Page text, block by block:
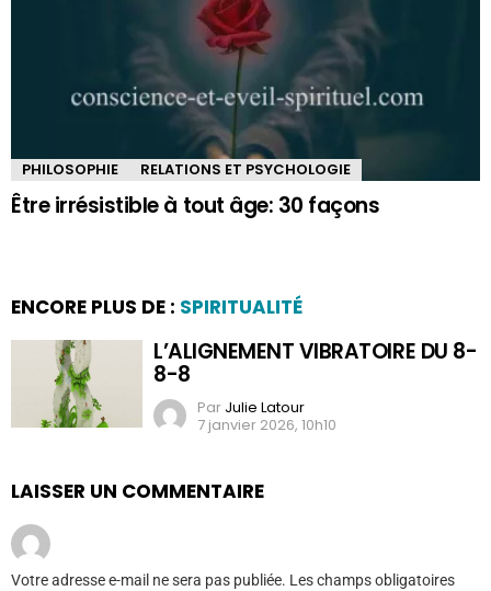
PHILOSOPHIE RELATIONS ET PSYCHOLOGIE
Être irrésistible à tout âge: 30 façons
ENCORE PLUS DE : SPIRITUALITÉ
L’ALIGNEMENT VIBRATOIRE DU 8-
8-8
Par Julie Latour
7 janvier 2026, 10h10
LAISSER UN COMMENTAIRE
Votre adresse e-mail ne sera pas publiée. Les champs obligatoires